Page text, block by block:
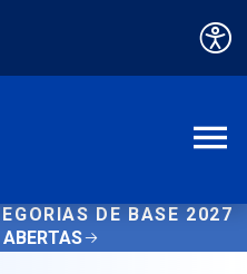
DE BASE 2027
ABERTAS